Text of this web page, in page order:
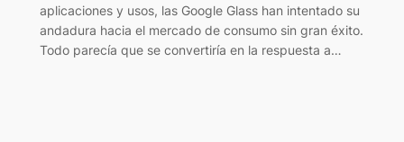
aplicaciones y usos, las Google Glass han intentado su
andadura hacia el mercado de consumo sin gran éxito.
Todo parecía que se convertiría en la respuesta a…